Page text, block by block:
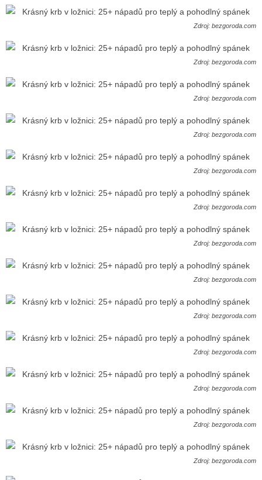
Zdroj: bezgoroda.com
Zdroj: bezgoroda.com
Zdroj: bezgoroda.com
Zdroj: bezgoroda.com
Zdroj: bezgoroda.com
Zdroj: bezgoroda.com
Zdroj: bezgoroda.com
Zdroj: bezgoroda.com
Zdroj: bezgoroda.com
Zdroj: bezgoroda.com
Zdroj: bezgoroda.com
Zdroj: bezgoroda.com
Zdroj: bezgoroda.com